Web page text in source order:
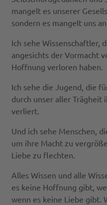
mangelt es unserer
sondern es mangelt uns
Ich sehe Wissenschaftler,
angesichts der Vormacht
Hoffnung verloren haben.
Ich sehe die Jugend, die
durch unser aller Trägheit
verliert.
Und ich sehe Menschen,
um ihre Macht zu
Liebe zu flechten.
Alles Wissen und alle
es keine Hoffnung gibt,
wenn es keine Liebe gibt.